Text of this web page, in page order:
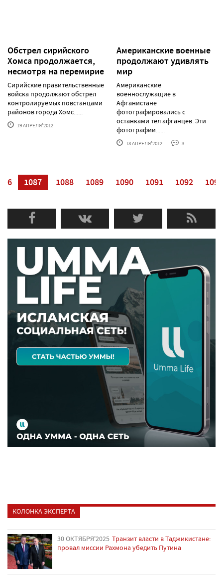
Обстрел сирийского
Хомса продолжается,
несмотря на перемирие
Сирийские правительственные
войска продолжают обстрел
контролируемых повстанцами
районов города Хомс......
19 АПРЕЛЯ'2012
Американские военные
продолжают удивлять
мир
Американские
военнослужащие в
Афганистане
фотографировались с
останками тел афганцев. Эти
фотографии......
18 АПРЕЛЯ'2012 3
1087 1088 1089 1090 1091 1092 1093
КОЛОНКА ЭКСПЕРТА
30 ОКТЯБРЯ'2025 Транзит власти в Таджикистане:
провал миссии Рахмона убедить Путина